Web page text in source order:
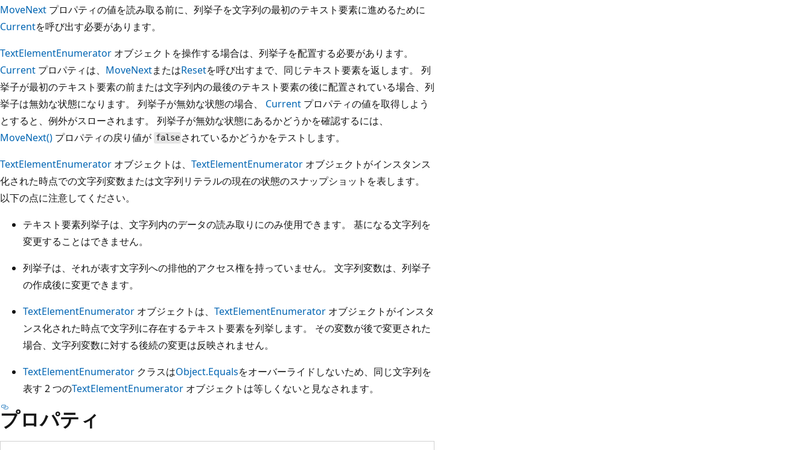
MoveNext プロパティの値を読み取る前に、列挙子を文字列の最初のテキスト要素に進めるために
Currentを呼び出す必要があります。
TextElementEnumerator オブジェクトを操作する場合は、列挙子を配置する必要があります。
Current プロパティは、 MoveNextまたはResetを呼び出すまで、同じテキスト要素を返します。 列
挙子が最初のテキスト要素の前または文字列内の最後のテキスト要素の後に配置されている場合、列
挙子は無効な状態になります。 列挙子が無効な状態の場合、 Current プロパティの値を取得しよう
とすると、例外がスローされます。 列挙子が無効な状態にあるかどうかを確認するには、
MoveNext() プロパティの戻り値が false されているかどうかをテストします。
TextElementEnumerator オブジェクトは、 TextElementEnumerator オブジェクトがインスタンス
化された時点での文字列変数または文字列リテラルの現在の状態のスナップショットを表します。
以下の点に注意してください。
テキスト要素列挙子は、文字列内のデータの読み取りにのみ使用できます。 基になる文字列を
変更することはできません。
列挙子は、それが表す文字列への排他的アクセス権を持っていません。 文字列変数は、列挙子
の作成後に変更できます。
TextElementEnumerator オブジェクトは、 TextElementEnumerator オブジェクトがインスタ
ンス化された時点で文字列に存在するテキスト要素を列挙します。 その変数が後で変更された
場合、文字列変数に対する後続の変更は反映されません。
TextElementEnumerator クラスはObject.Equalsをオーバーライドしないため、同じ文字列を
表す 2 つのTextElementEnumerator オブジェクトは等しくないと見なされます。
プロパティ